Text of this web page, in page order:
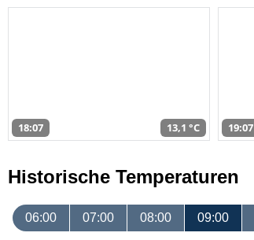
18:07 13,1 °C 19:07
Historische Temperaturen
06:00 07:00 08:00 09:00